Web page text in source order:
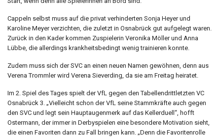
Cappeln selbst muss auf die privat verhinderten Sonja Heyer und
Karoline Meyer verzichten, die zuletzt in Osnabrück gut aufgelegt waren.
Zurück in den Kader kommen Zuspielerin Veronika Möller und Anna
Lübbe, die allerdings krankheitsbedingt wenig trainieren konnte.
Zudem muss sich der SVC an einen neuen Namen gewöhnen, denn aus
Verena Trommler wird Verena Sieverding, da sie am Freitag heiratet.
Im 2. Spiel des Tages spielt der VfL gegen den Tabellendrittletzten VC
Osnabrück 3. „Vielleicht schon der VfL seine Stammkräfte auch gegen
den SVC und legt sein Hauptaugenmerk auf das Kellerduell“, hofft
Ostermann, der immer in Derbyspielen eine besondere Motivation sieht,
die einen Favoriten dann zu Fall bringen kann. „Denn die Favoritenrolle